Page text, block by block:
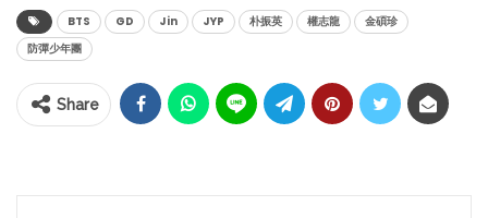
BTS GD Jin JYP 朴振英 權志龍
金碩珍
防彈少年團
Share